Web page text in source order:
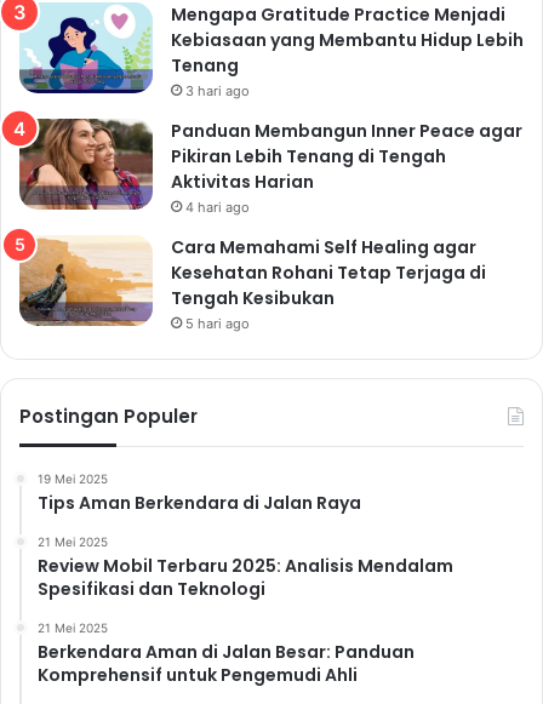
Mengapa Gratitude Practice Menjadi
Kebiasaan yang Membantu Hidup Lebih
Tenang
3 hari ago
Panduan Membangun Inner Peace agar
Pikiran Lebih Tenang di Tengah
Aktivitas Harian
4 hari ago
Cara Memahami Self Healing agar
Kesehatan Rohani Tetap Terjaga di
Tengah Kesibukan
5 hari ago
Postingan Populer
19 Mei 2025
Tips Aman Berkendara di Jalan Raya
21 Mei 2025
Review Mobil Terbaru 2025: Analisis Mendalam
Spesifikasi dan Teknologi
21 Mei 2025
Berkendara Aman di Jalan Besar: Panduan
Komprehensif untuk Pengemudi Ahli